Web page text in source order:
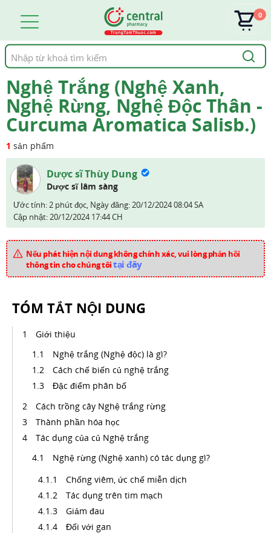
Tìm
kiếm
0
Nghệ Trắng (Nghệ Xanh,
Nghệ Rừng, Nghệ Độc Thân -
Curcuma Aromatica Salisb.)
1 sản phẩm
Dược sĩ Thùy Dung
Dược sĩ lâm sàng
Ước tính: 2 phút đọc, Ngày đăng:20/12/2024 08:04 SA
Cập nhật:20/12/2024 17:44 CH
Nếu phát hiện nội dung không chính xác, vui lòng phản hồi
thông tin cho chúng tôitại đây
TÓM TẮT NỘI DUNG
Giới thiệu
Nghệ trắng (Nghệ độc) là gì?
Cách chế biến củ nghệ trắng
Đặc điểm phân bố
Cách trồng cây Nghệ trắng rừng
Thành phần hóa học
Tác dụng của củ Nghệ trắng
Nghệ rừng (Nghệ xanh) có tác dụng gì?
Chống viêm, ức chế miễn dịch
Tác dụng trên tim mạch
Giảm đau
Đối với gan